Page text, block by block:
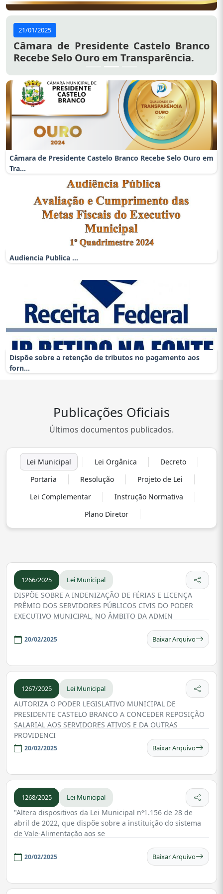
21/01/2025
Câmara de Presidente Castelo Branco
Recebe Selo Ouro em Transparência.
Câmara de Presidente Castelo Branco Recebe Selo Ouro em
Tra...
Audiencia Publica ...
Dispõe sobre a retenção de tributos no pagamento aos
forn...
Publicações Oficiais
Últimos documentos publicados.
Lei Municipal Lei Orgânica
Decreto
Portaria
Resolução
Projeto de Lei
Lei Complementar
Instrução Normativa
Plano Diretor
1266/2025 Lei Municipal
DISPÕE SOBRE A INDENIZAÇÃO DE FÉRIAS E LICENÇA
PRÊMIO DOS SERVIDORES PÚBLICOS CIVIS DO PODER
EXECUTIVO MUNICIPAL, NO ÂMBITO DA ADMIN
20/02/2025 Baixar Arquivo
1267/2025 Lei Municipal
AUTORIZA O PODER LEGISLATIVO MUNICIPAL DE
PRESIDENTE CASTELO BRANCO A CONCEDER REPOSIÇÃO
SALARIAL AOS SERVIDORES ATIVOS E DA OUTRAS
PROVIDENCI
20/02/2025 Baixar Arquivo
1268/2025 Lei Municipal
"Altera dispositivos da Lei Municipal nº1.156 de 28 de
abril de 2022, que dispõe sobre a instituição do sistema
de Vale-Alimentação aos se
20/02/2025 Baixar Arquivo